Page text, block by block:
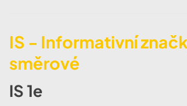
IS - Informativní
směrové
IS 1e